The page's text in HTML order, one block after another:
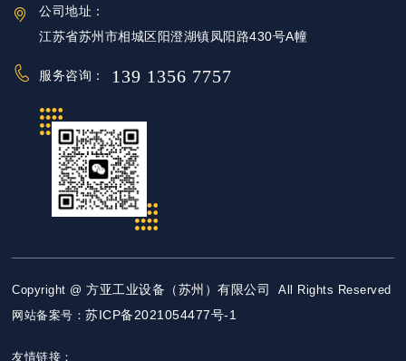
公司地址：
江苏省苏州市相城区阳澄湖镇凤阳路430号A幢
服务咨询： 139 1356 7757
Copyright @方亚工业设备（苏州）有限公司
All Rights Reserved
网站备案号：苏ICP备2021054477号-1
友情链接：